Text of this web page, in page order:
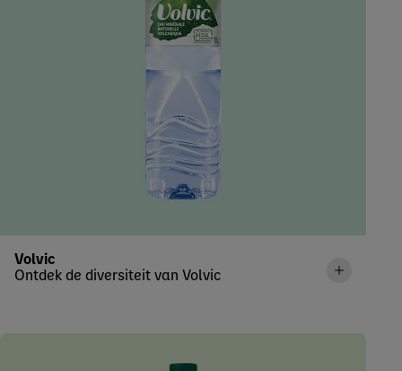
Ontdek de diversiteit van Volvic
Volvic